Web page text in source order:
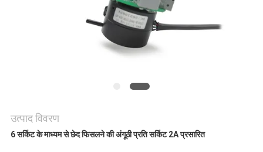
उत्पाद विवरण
6 सर्किट के माध्यम से छेद फिसलने की अंगूठी प्रति सर्किट 2A प्रसारित